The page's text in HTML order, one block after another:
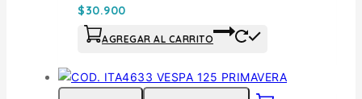
$30.900
AGREGAR AL CARRITO